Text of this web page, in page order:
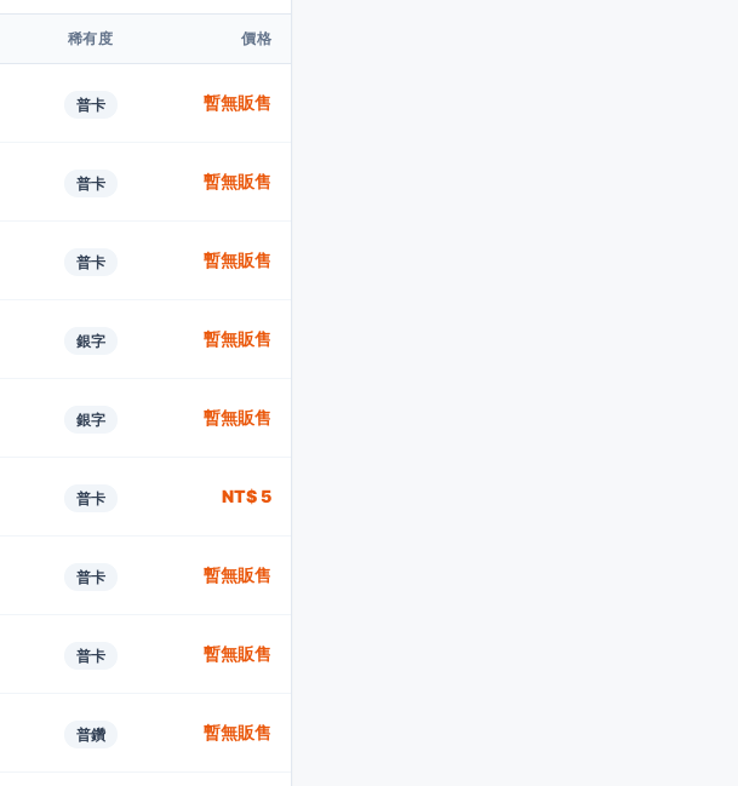
稀有度 價格
普卡 暫無販售
普卡 暫無販售
普卡 暫無販售
銀字 暫無販售
銀字 暫無販售
普卡 NT$ 5
普卡 暫無販售
普卡 暫無販售
普鑽 暫無販售